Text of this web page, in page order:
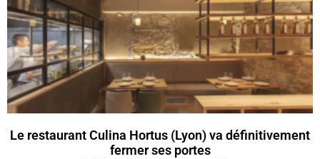
Le restaurant Culina Hortus (Lyon) va définitivement
fermer ses portes